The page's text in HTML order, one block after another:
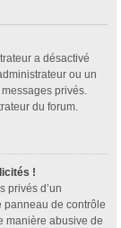
a désactivé
ou un
privés.
du forum.
!
privés d’un
panneau de contrôle
manière abusive de